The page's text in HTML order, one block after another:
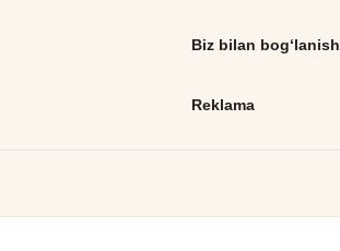
Biz bilan bog‘lanish
Reklama